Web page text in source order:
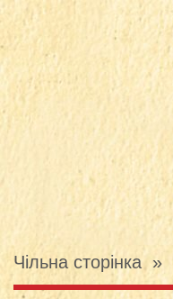
Чільна сторінка»